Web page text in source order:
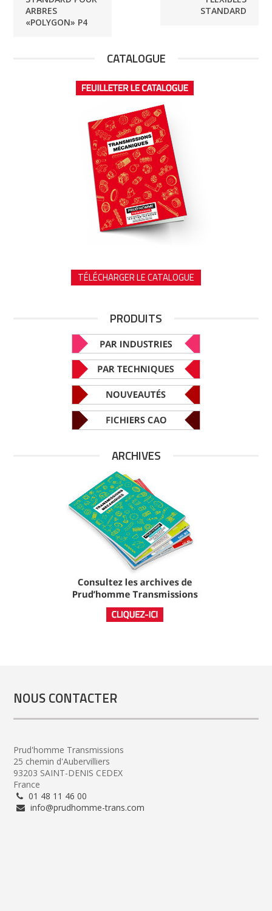
ARBRES
«POLYGON» P4
STANDARD
CATALOGUE
TÉLÉCHARGER LE CATALOGUE
PRODUITS
ARCHIVES
NOUS CONTACTER
Prud'homme Transmissions
25 chemin d'Aubervilliers
93203 SAINT-DENIS CEDEX
France
01 48 11 46 00
info@prudhomme-trans.com